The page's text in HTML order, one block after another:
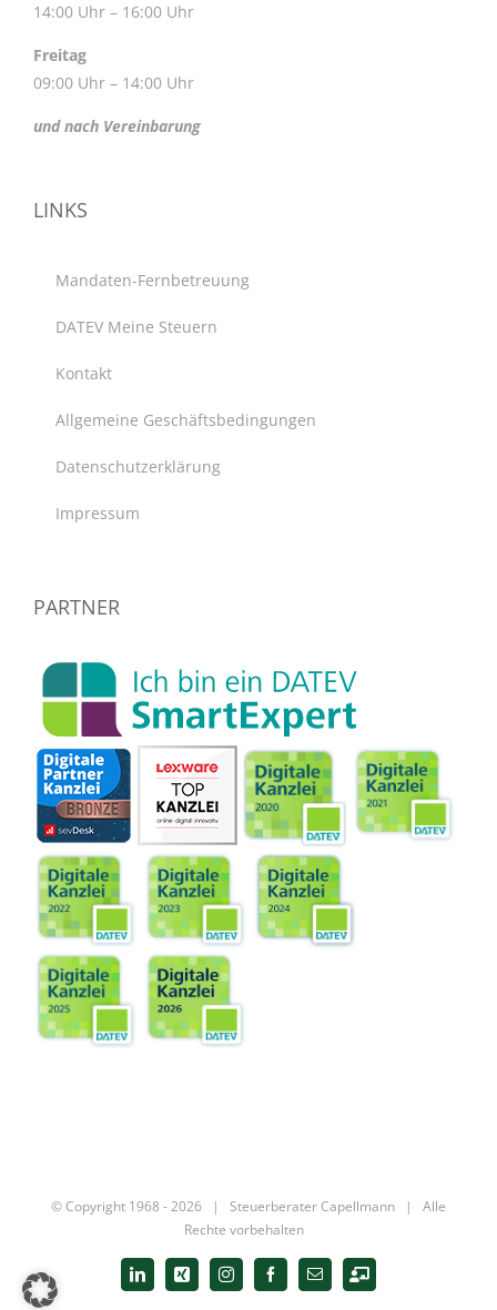
14:00 Uhr – 16:00 Uhr
Freitag
09:00 Uhr – 14:00 Uhr
und nach Vereinbarung
LINKS
Mandaten-Fernbetreuung
DATEV Meine Steuern
Kontakt
Allgemeine Geschäftsbedingungen
Datenschutzerklärung
Impressum
PARTNER
© Copyright 1968 -2026 | Steuerberater Capellmann | Alle
Rechte vorbehalten
LinkedInXing InstagramFacebook
E-
Mail
Digitale
Kanzlei